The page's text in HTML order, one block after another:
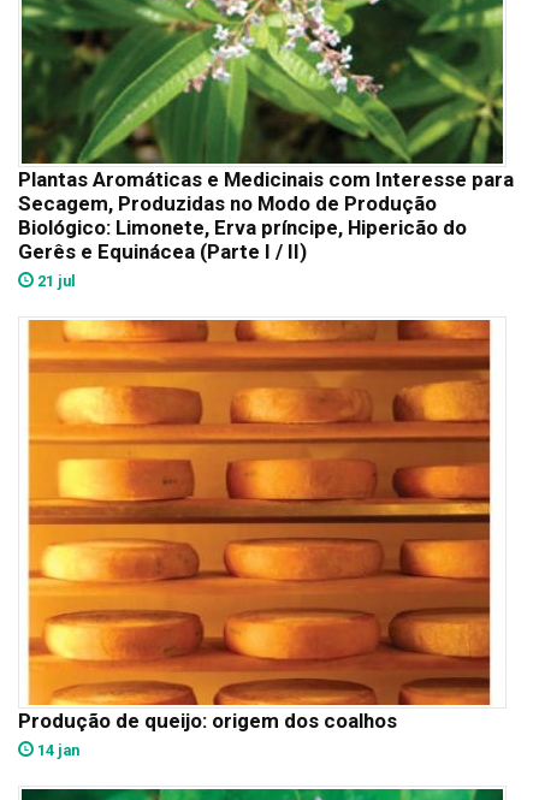
Plantas Aromáticas e Medicinais com Interesse para
Secagem, Produzidas no Modo de Produção
Biológico: Limonete, Erva príncipe, Hipericão do
Gerês e Equinácea (Parte I / II)
21 jul
Produção de queijo: origem dos coalhos
14 jan